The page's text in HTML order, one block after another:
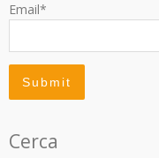
Email*
Cerca